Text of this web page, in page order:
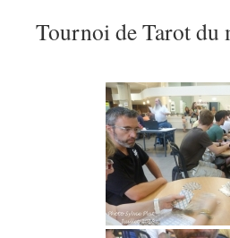
Tournoi de Tarot du